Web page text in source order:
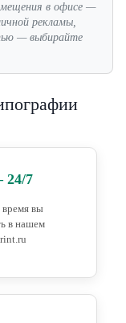
в офисе —
рекламы,
— выбирайте
24/7
время вы
в нашем